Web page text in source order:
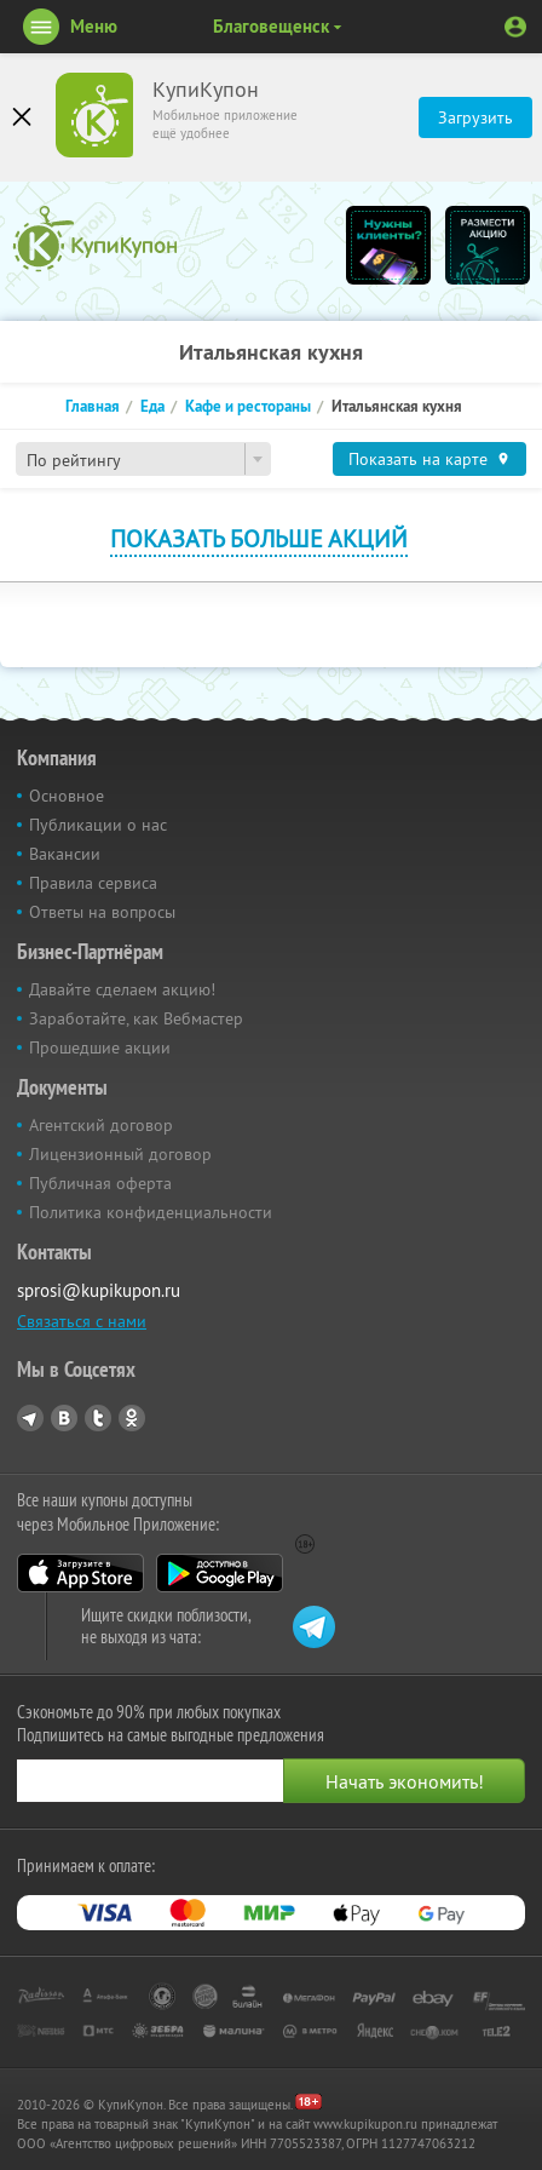
КупиКупон
Мобильное приложение
ещё удобнее
Загрузить
Меню Благовещенск
Итальянская кухня
По рейтингу
Главная Еда Кафе и рестораны Итальянская кухня
Показать на карте
ПОКАЗАТЬ БОЛЬШЕ АКЦИЙ
Компания
Основное
Публикации о нас
Вакансии
Правила сервиса
Ответы на вопросы
Бизнес-Партнёрам
Давайте сделаем акцию!
Заработайте, как Вебмастер
Прошедшие акции
Документы
Агентский договор
Лицензионный договор
Публичная оферта
Политика конфиденциальности
Контакты
sprosi@kupikupon.ru
Связаться с нами
Мы в Соцсетях
Все наши купоны доступны
через Мобильное Приложение:
Ищите скидки поблизости,
не выходя из чата:
Сэкономьте до 90% при любых покупках
Подпишитесь на самые выгодные предложения
Принимаем к оплате:
2010-2026 © КупиКупон. Все права защищены.
Все права на товарный знак "КупиКупон" и на сайт www.kupikupon.ru принадлежат
OOO «Агентство цифровых решений» ИНН 7705523387, ОГРН 1127747063212